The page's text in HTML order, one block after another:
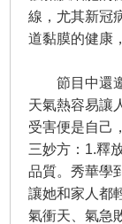
線，尤其新冠
道黏膜的健康
節目中還邀
天氣熱容易讓
受害便是自己
三妙方：1.釋
品質。秀華學
讓她和家人都
氣衝天、氣急